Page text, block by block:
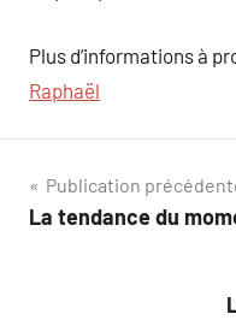
Plus d’informations à
Raphaël
Navigation
de
Publication
La tendance du